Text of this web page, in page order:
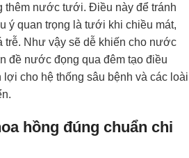
thêm nước tưới. Điều này để tránh
ý quan trọng là tưới khi chiều mát,
trễ. Như vậy sẽ dễ khiến cho nước
đề nước đọng qua đêm tạo điều
cho hệ thống sâu bệnh và các loài
hồng đúng chuẩn chi